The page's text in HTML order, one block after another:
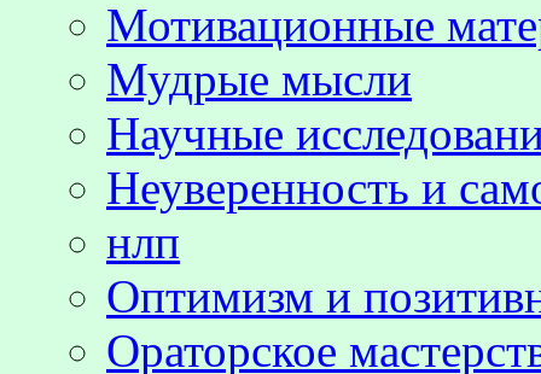
Мотивационные
Мудрые мысли
Научные
Неуверенность и
нлп
Оптимизм и
Ораторское